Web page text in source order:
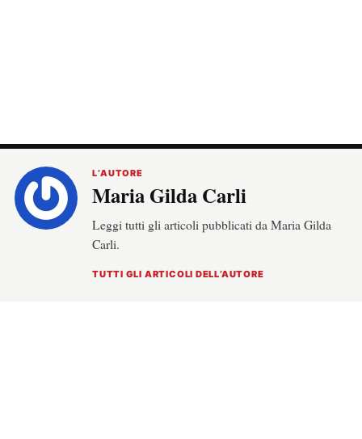
L’AUTORE
Maria Gilda Carli
Leggi tutti gli articoli pubblicati da Maria Gilda
Carli.
TUTTI GLI ARTICOLI DELL’AUTORE